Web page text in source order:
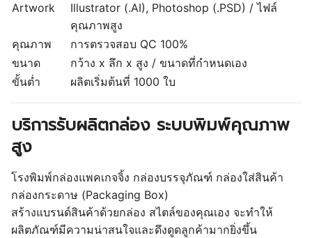
Artwork
Illustrator (.AI), Photoshop (.PSD) / ไฟล์
คุณภาพสูง
คุณภาพ
การตรวจสอบ QC 100%
ขนาด
กว้าง x ลึก x สูง / ขนาดที่กำหนดเอง
ขั้นต่ำ
ผลิตเริ่มต้นที่ 1000 ใบ
บริการรับผลิตกล่อง ระบบพิมพ์คุณภาพ
สูง
โรงพิมพ์กล่องแพคเกจจิ้ง กล่องบรรจุภัณฑ์ กล่องใส่สินค้า
กล่องกระดาษ (Packaging Box)
สร้างแบรนด์สินค้าด้วยกล่อง สไตล์ของคุณเอง จะทำให้
ผลิตภัณฑ์มีความน่าสนใจและดึงดูดลูกค้ามากยิ่งขึ้น